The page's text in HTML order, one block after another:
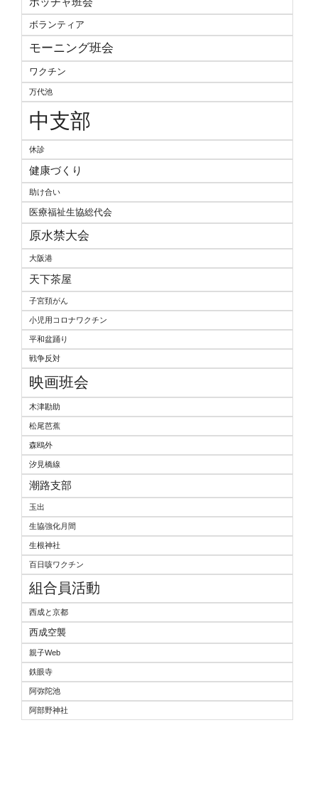
ボランティア
モーニング班会
ワクチン
万代池
中支部
休診
健康づくり
助け合い
医療福祉生協総代会
原水禁大会
大阪港
天下茶屋
子宮頚がん
小児用コロナワクチン
平和盆踊り
戦争反対
映画班会
木津勘助
松尾芭蕉
森鴎外
汐見橋線
潮路支部
玉出
生協強化月間
生根神社
百日咳ワクチン
組合員活動
西成と京都
西成空襲
親子Web
鉄眼寺
阿弥陀池
阿部野神社